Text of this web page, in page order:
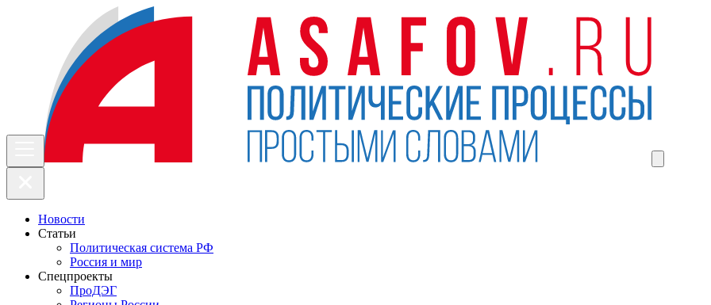
Новости
Статьи
Политическая система РФ
Россия и мир
Спецпроекты
ПроДЭГ